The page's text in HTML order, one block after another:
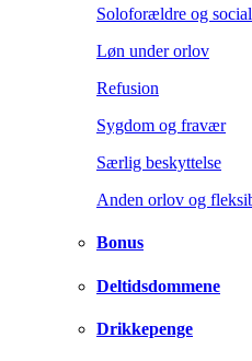
Soloforældre og
Løn under orlov
Refusion
Sygdom og fravær
Særlig beskyttelse
Anden orlov og
Bonus
Deltidsdommene
Drikkepenge